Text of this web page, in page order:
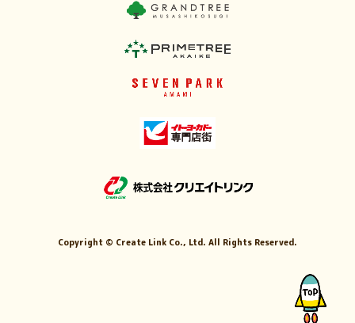
Copyright © Create Link Co., Ltd. All Rights Reserved.